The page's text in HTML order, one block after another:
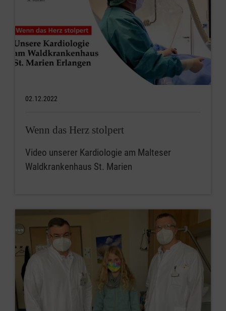
02.12.2022
Wenn das Herz stolpert
Video unserer Kardiologie am Malteser
Waldkrankenhaus St. Marien